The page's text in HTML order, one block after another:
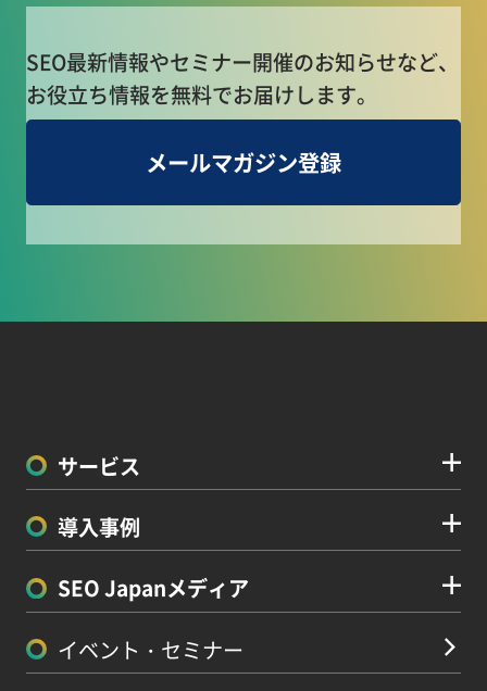
SEO最新情報やセミナー開催のお知らせなど、
お役立ち情報を無料でお届けします。
メールマガジン登録
サービス
導入事例
SEO Japanメディア
イベント・セミナー